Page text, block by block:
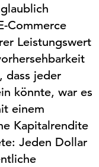
Commerce
Leistungswert
dass jeder
könnte, war es
einem
Kapitalrendite
Jeden Dollar